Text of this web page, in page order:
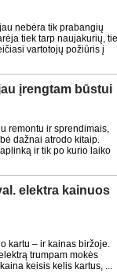
nebėra tik prabangių
tiek tarp naujakurių,
vartotojų požiūris į
įrengtam būstui
remontu ir sprendimais,
dažnai atrodo kitaip.
ir tik po kurio laiko
elektra kainuos
kartu – ir kainas biržoje.
trumpam mokės
keisis kelis kartus, ...